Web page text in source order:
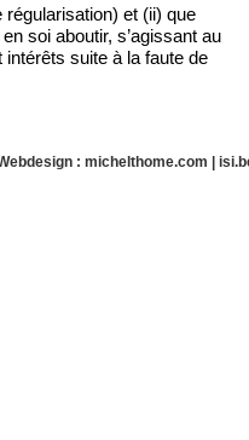
et (ii) que
soi aboutir, s’agissant au
suite à la faute de
: michelthome.com